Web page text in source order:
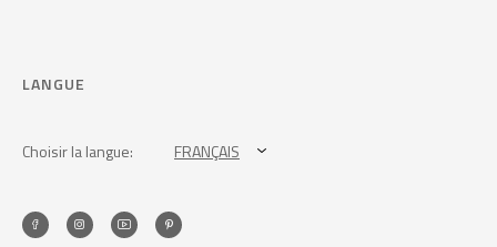
LANGUE
Choisir la langue: FRANÇAIS